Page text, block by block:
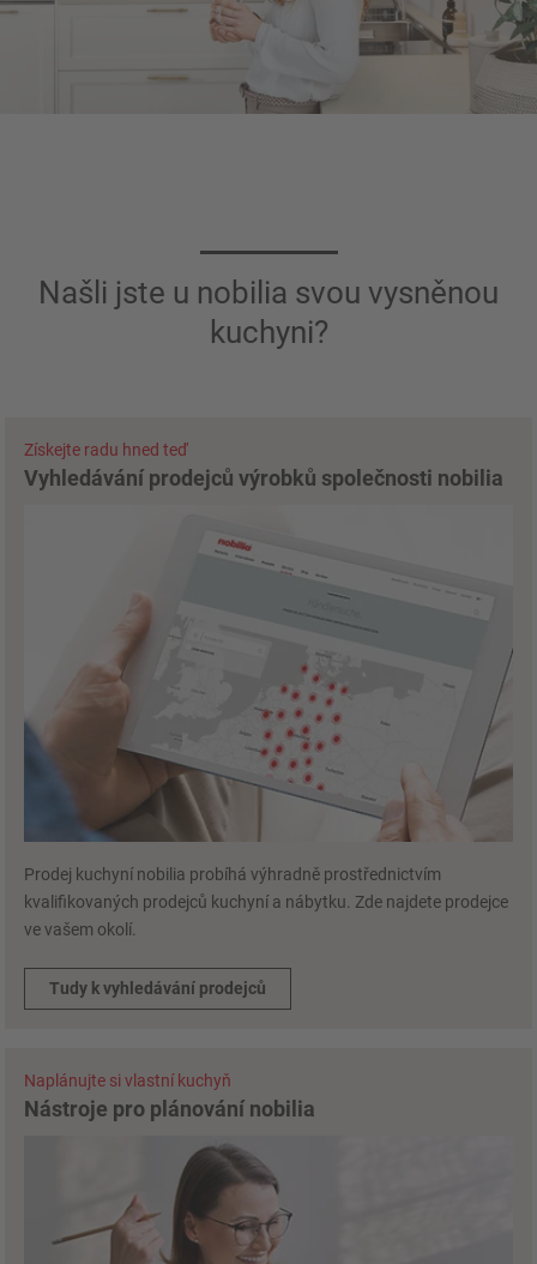
Našli jste u nobilia svou vysněnou
kuchyni?
Získejte radu hned teď
Vyhledávání prodejců výrobků společnosti nobilia
Prodej kuchyní nobilia probíhá výhradně prostřednictvím
kvalifikovaných prodejců kuchyní a nábytku. Zde najdete prodejce
ve vašem okolí.
Tudy k vyhledávání prodejců
Naplánujte si vlastní kuchyň
Nástroje pro plánování nobilia